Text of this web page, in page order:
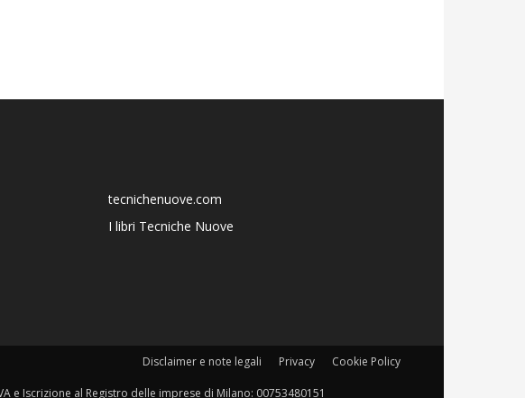
tecnichenuove.com
I libri Tecniche Nuove
Disclaimer e note legali Privacy Cookie Policy
e Iscrizione al Registro delle imprese di Milano: 00753480151